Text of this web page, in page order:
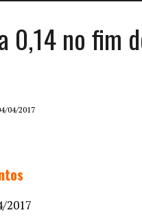
0,14 no fim
04/2017
2017